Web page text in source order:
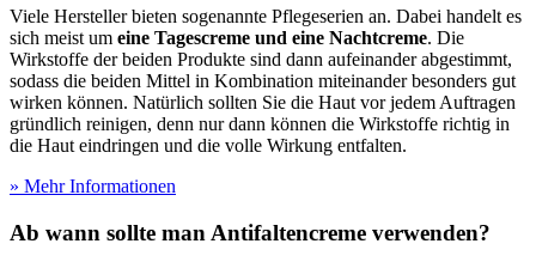
Viele Hersteller bieten sogenannte Pflegeserien an. Dabei handelt es
sich meist um eine Tagescreme und eine Nachtcreme. Die
Wirkstoffe der beiden Produkte sind dann aufeinander abgestimmt,
sodass die beiden Mittel in Kombination miteinander besonders gut
wirken können. Natürlich sollten Sie die Haut vor jedem Auftragen
gründlich reinigen, denn nur dann können die Wirkstoffe richtig in
die Haut eindringen und die volle Wirkung entfalten.
» Mehr Informationen
Ab wann sollte man Antifaltencreme verwenden?